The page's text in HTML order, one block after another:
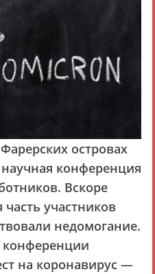
островах
конференция
Вскоре
участников
недомогание.
конференции
на коронавирус —